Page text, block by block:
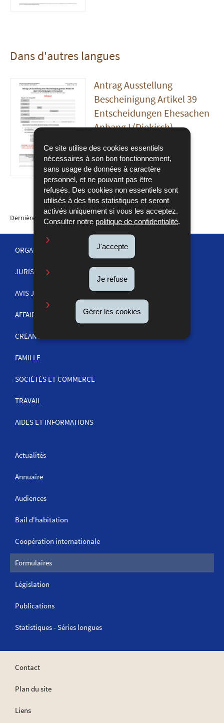
Ce site utilise des cookies essentiels
nécessaires à son bon fonctionnement,
sans usage de données à caractère
personnel, et ne pouvant pas être
refusés. Des cookies non essentiels sont
utilisés à des fins statistiques et seront
activés uniquement si vous les acceptez.
Consulter notre politique de confidentialité.
J'accepte
Je refuse
Gérer les cookies
Dans d'autres langues
Antrag Ausstellung
Bescheinigung Artikel 39
Entscheidungen Ehesachen
Anhang I (Diekirch)
Pdf - 214 Ko - 1 page(s)
TÉLÉCHARGER
Dernière mise à jour 30/12/2022
MENU
DE
NAVIGATION
ORGANISATION DE LA JUSTICE
JURISPRUDENCE
AVIS JUDICIAIRES
AFFAIRES PÉNALES
CRÉANCES
FAMILLE
SOCIÉTÉS ET COMMERCE
TRAVAIL
AIDES ET INFORMATIONS
Actualités
Annuaire
Audiences
Bail d'habitation
Coopération internationale
Formulaires
Législation
Publications
Statistiques - Séries longues
Contact
Plan du site
Liens